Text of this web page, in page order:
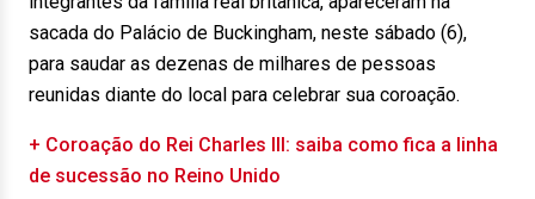
sacada do Palácio de Buckingham, neste sábado (6),
para saudar as dezenas de milhares de pessoas
reunidas diante do local para celebrar sua coroação.
+ Coroação do Rei Charles III: saiba como fica a linha
de sucessão no Reino Unido